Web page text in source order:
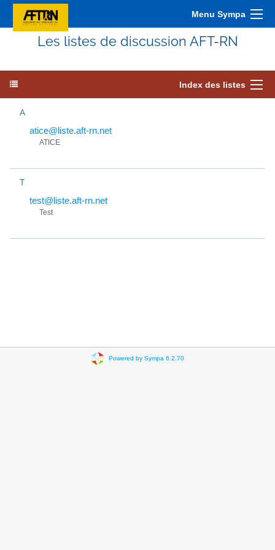
Menu Sympa
Les listes de discussion AFT-RN
Index des listes
A
atice@liste.aft-rn.net
ATICE
T
test@liste.aft-rn.net
Test
Powered by Sympa 6.2.70